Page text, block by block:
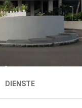
DIENSTE